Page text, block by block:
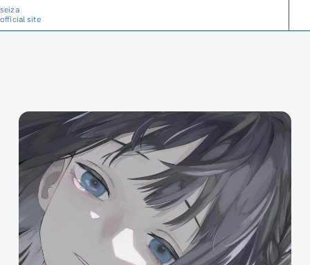
seiza
official site